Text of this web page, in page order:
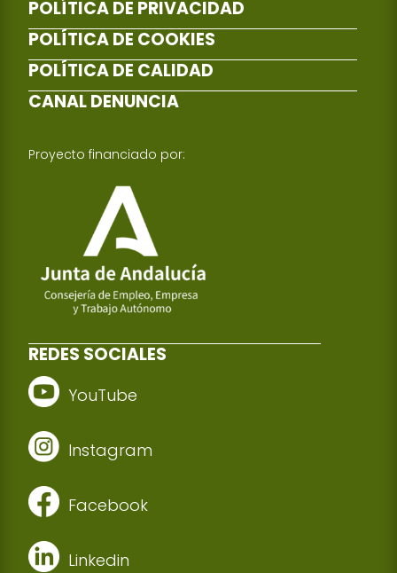
POLÍTICA DE PRIVACIDAD
POLÍTICA DE COOKIES
POLÍTICA DE CALIDAD
CANAL DENUNCIA
Proyecto financiado por:
REDES SOCIALES
YouTube
Instagram
Facebook
Linkedin